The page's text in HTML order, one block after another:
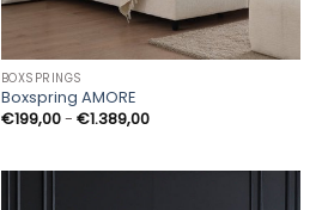
BOXSPRINGS
Boxspring AMORE
€199,00- €1.389,00Prijsklasse:
€199,00